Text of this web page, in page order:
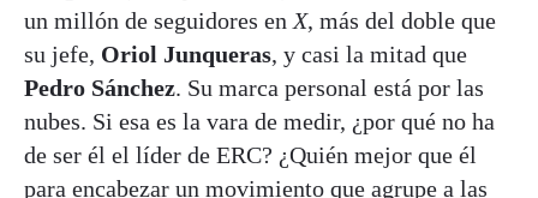
un millón de seguidores en X, más del doble que
su jefe, Oriol Junqueras, y casi la mitad que
Pedro Sánchez. Su marca personal está por las
nubes. Si esa es la vara de medir, ¿por qué no ha
de ser él el líder de ERC? ¿Quién mejor que él
para encabezar un movimiento que agrupe a las